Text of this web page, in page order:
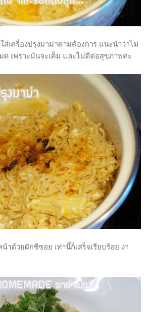
ส่เครื่องปรุงมาม่าตามต้องการ แนะนำว่าไม่
ด เพราะมันจะเค็ม และไม่ดีต่อสุขภาพค่ะ
าด้วยผักชีซอย เท่านี้ก็เสร็จเรียบร้อย ง่า